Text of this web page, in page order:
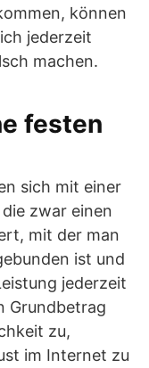
können
jederzeit
machen.
festen
sich mit einer
zwar einen
mit der man
ist und
jederzeit
Grundbetrag
zu,
im Internet zu